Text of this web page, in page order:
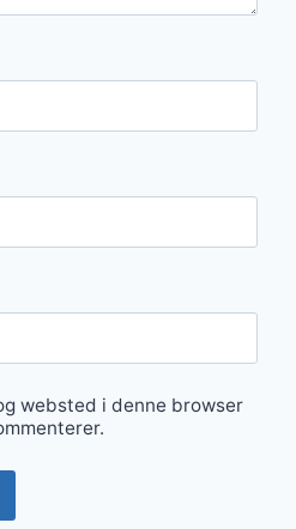
websted i denne browser